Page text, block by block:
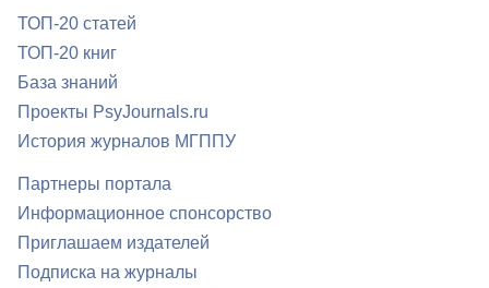
ТОП-20 статей
ТОП-20 книг
База знаний
Проекты PsyJournals.ru
История журналов МГППУ
Партнеры портала
Информационное спонсорство
Приглашаем издателей
Подписка на журналы